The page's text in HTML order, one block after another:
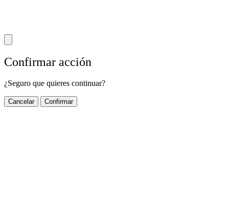
Confirmar acción
¿Seguro que quieres continuar?
Cancelar Confirmar